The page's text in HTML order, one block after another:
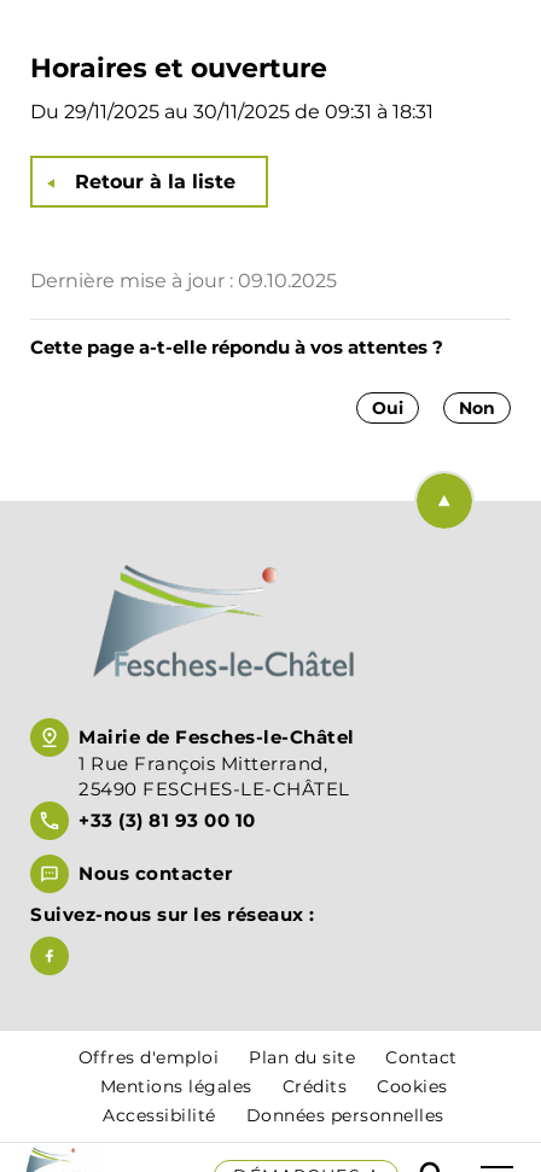
Horaires et ouverture
Du 29/11/2025 au 30/11/2025 de 09:31 à 18:31
Retour à la liste
Dernière mise à jour : 09.10.2025
Cette page a-t-elle répondu à vos attentes ?
Non
Oui
Retourner
Mairie de Fesches-le-Châtel
1 Rue François Mitterrand,
25490 FESCHES-LE-CHÂTEL
+33 (3) 81 93 00 10
Nous contacter
Suivez-nous sur les réseaux :
Suivez-nous sur Facebook, Mairie de Fesches-le-
Offres d'emploi Plan du site
Contact
Mentions légales
Crédits
Cookies
Accessibilité
Données personnelles